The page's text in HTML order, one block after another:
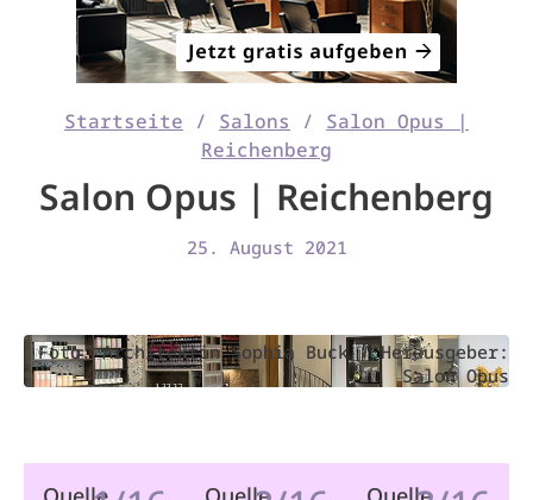
Startseite / Salons / Salon Opus |
Reichenberg
Salon Opus | Reichenberg
25. August 2021
Foto: Architektin Sophia Buck / Herausgeber:
Salon Opus